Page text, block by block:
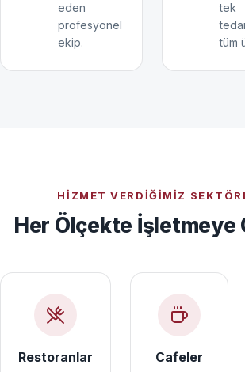
eden
profesyonel
ekip.
tek
tüm
HIZMET VERDIĞIMIZ
Her Ölçekte İşletmeye
Restoranlar Cafeler